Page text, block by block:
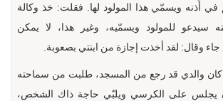
في أُذنه ويسمّي هذا المولود لها. فقلت: خذ وكالة
سيدعو للمولود ويسمّيه، وغير هذا، لا يمكن
وقال: لقد أخذت إجازة من ابنتي بصعوبة.
والدي قد رجع من المسجد، طلبت من سماحته
يجلس على الكرسي ويلبّي حاجة ذاك الشخص،